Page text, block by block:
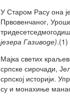
У Старом Расу она
Првовенчаног,
језера Газиводе).(1)
Мајка светих
српске сирочади,
српској историји.
су и монахиње